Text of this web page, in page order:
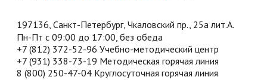
197136, Санкт-Петербург, Чкаловский пр., 25а лит.А.
Пн-Пт с 09:00 до 17:00, без обеда
+7 (812) 372-52-96 Учебно-методический центр
+7 (931) 338-73-19 Методическая горячая линия
8 (800) 250-47-04 Круглосуточная горячая линия